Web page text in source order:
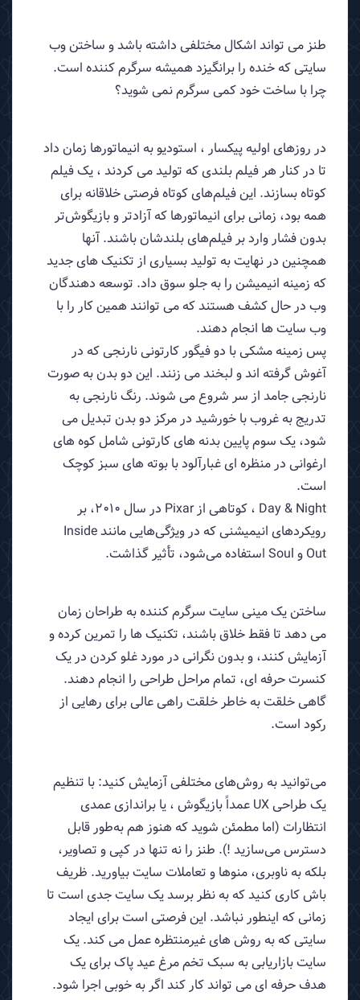
طنز می تواند اشکال مختلفی داشته باشد و ساختن وب
سایتی که خنده را برانگیزد همیشه سرگرم کننده است.
چرا با ساخت خود کمی سرگرم نمی شوید؟
در روزهای اولیه پیکسار ، استودیو به انیماتورها زمان داد
تا در کنار هر فیلم بلندی که تولید می کردند ، یک فیلم
کوتاه بسازند. این فیلم‌های کوتاه فرصتی خلاقانه برای
همه بود، زمانی برای انیماتورها که آزادتر و بازیگوش‌تر
بدون فشار وارد بر فیلم‌های بلندشان باشند. آنها
همچنین در نهایت به تولید بسیاری از تکنیک های جدید
که زمینه انیمیشن را به جلو سوق داد. توسعه دهندگان
وب در حال کشف هستند که می توانند همین کار را با
وب سایت ها انجام دهند.
پس زمینه مشکی با دو فیگور کارتونی نارنجی که در
آغوش گرفته اند و لبخند می زنند. این دو بدن به صورت
نارنجی جامد از سر شروع می شوند. رنگ نارنجی به
تدریج به غروب با خورشید در مرکز دو بدن تبدیل می
شود، یک سوم پایین بدنه های کارتونی شامل کوه های
ارغوانی در منظره ای غبارآلود با بوته های سبز کوچک
است.
Day & Night ، کوتاهی از Pixar در سال 2010، بر
رویکردهای انیمیشنی که در ویژگی‌هایی مانند Inside
Out و Soul استفاده می‌شود، تأثیر گذاشت.
ساختن یک مینی سایت سرگرم کننده به طراحان زمان
می دهد تا فقط خلاق باشند، تکنیک ها را تمرین کرده و
آزمایش کنند، و بدون نگرانی در مورد غلو کردن در یک
کنسرت حرفه ای، تمام مراحل طراحی را انجام دهند.
گاهی خلقت به خاطر خلقت راهی عالی برای رهایی از
رکود است.
می‌توانید به روش‌های مختلفی آزمایش کنید: با تنظیم
یک طراحی UX عمداً بازیگوش ، یا براندازی عمدی
انتظارات (اما مطمئن شوید که هنوز هم به‌طور قابل
دسترس می‌سازید !). طنز را نه تنها در کپی و تصاویر،
بلکه به ناوبری، منوها و تعاملات سایت بیاورید. ظریف
باش کاری کنید که به نظر برسد یک سایت جدی است تا
زمانی که اینطور نباشد. این فرصتی است برای ایجاد
سایتی که به روش های غیرمنتظره عمل می کند. یک
سایت بازاریابی به سبک تخم مرغ عید پاک برای یک
هدف حرفه ای می تواند کار کند اگر به خوبی اجرا شود.